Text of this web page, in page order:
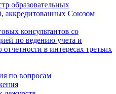
образовательных
аккредитованных Союзом
консультантов со
по ведению учета и
отчетности в интересах третьих
по вопросам